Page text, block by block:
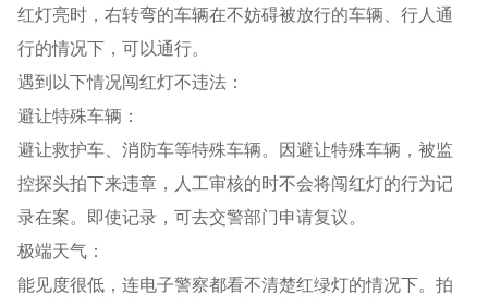
红灯亮时，右转弯的车辆在不妨碍被放行的车辆、行人通
行的情况下，可以通行。
遇到以下情况闯红灯不违法：
避让特殊车辆：
避让救护车、消防车等特殊车辆。因避让特殊车辆，被监
控探头拍下来违章，人工审核的时不会将闯红灯的行为记
录在案。即使记录，可去交警部门申请复议。
极端天气：
能见度很低，连电子警察都看不清楚红绿灯的情况下。拍